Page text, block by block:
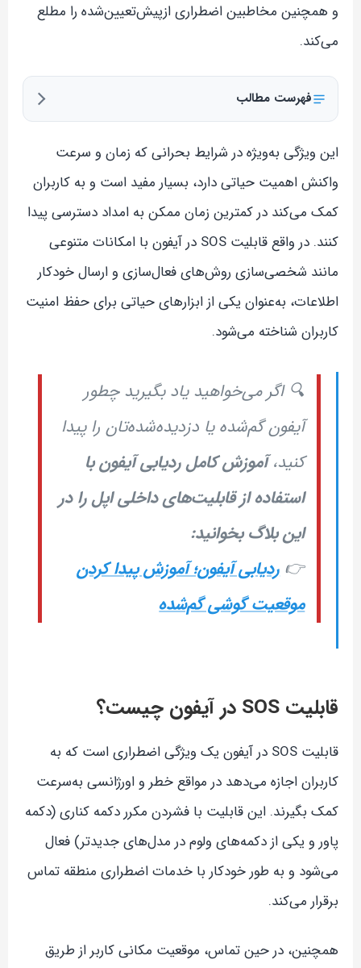
و همچنین مخاطبین اضطراری ازپیش‌تعیین‌شده را مطلع
می‌کند.
فهرست مطالب
این ویژگی به‌ویژه در شرایط بحرانی که زمان و سرعت
واکنش اهمیت حیاتی دارد، بسیار مفید است و به کاربران
کمک می‌کند در کمترین زمان ممکن به امداد دسترسی پیدا
کنند. در واقع قابلیت SOS در آیفون با امکانات متنوعی
مانند شخصی‌سازی روش‌های فعال‌سازی و ارسال خودکار
اطلاعات، به‌عنوان یکی از ابزارهای حیاتی برای حفظ امنیت
کاربران شناخته می‌شود.
🔍 اگر می‌خواهید یاد بگیرید چطور
آیفون گم‌شده یا دزدیده‌شده‌تان را پیدا
کنید،آموزش کامل ردیابی آیفون با
استفاده از قابلیت‌های داخلی اپل را در
این بلاگ بخوانید:
👉 ردیابی آیفون؛ آموزش پیدا کردن
موقعیت گوشی گم‌شده
قابلیت SOS در آیفون چیست؟
قابلیت SOS در آیفون یک ویژگی اضطراری است که به
کاربران اجازه می‌دهد در مواقع خطر و اورژانسی به‌سرعت
کمک بگیرند. این قابلیت با فشردن مکرر دکمه کناری (دکمه
پاور و یکی از دکمه‌های ولوم در مدل‌های جدیدتر) فعال
می‌شود و به طور خودکار با خدمات اضطراری منطقه تماس
برقرار می‌کند.
همچنین، در حین تماس، موقعیت مکانی کاربر از طریق